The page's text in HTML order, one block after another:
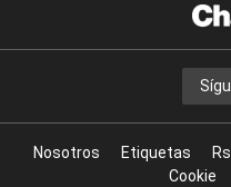
Nosotros Etiquetas
Cookie